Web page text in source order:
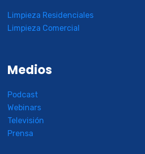
Limpieza Residenciales
Limpieza Comercial
Medios
Podcast
Webinars
Televisión
Prensa